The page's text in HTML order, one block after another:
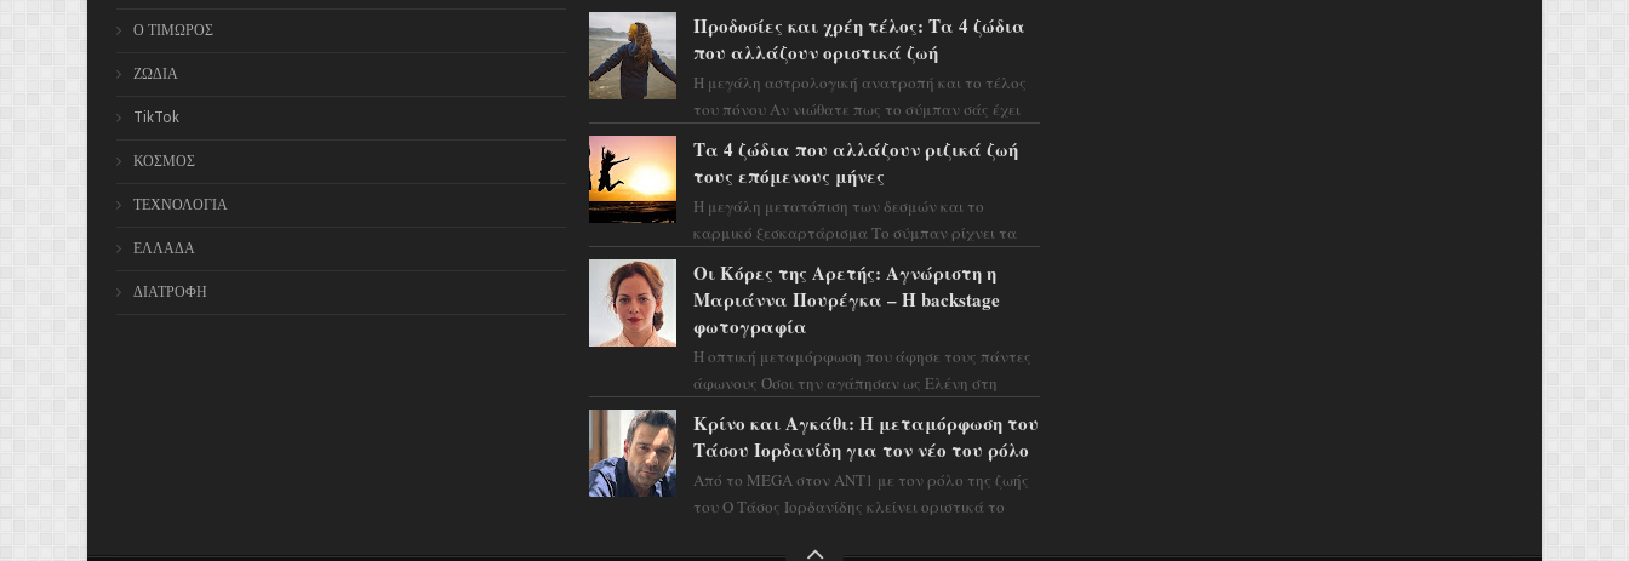
Ο ΤΙΜΩΡΟΣ
ΖΩΔΙΑ
TikTok
ΚΟΣΜΟΣ
ΤΕΧΝΟΛΟΓΙΑ
ΕΛΛΑΔΑ
ΔΙΑΤΡΟΦΗ
άλλαξε για πάντα. Ο πρώην...Προδοσίες και χρέη τέλος: Τα 4 ζώδια
που αλλάζουν οριστικά ζωή
Η μεγάλη αστρολογική ανατροπή και το τέλος
του πόνου Αν νιώθατε πως το σύμπαν σάς έχει
βαθιά α...
Τα 4 ζώδια που αλλάζουν ριζικά ζωή
τους επόμενους μήνες
Η μεγάλη μετατόπιση των δεσμών και το
καρμικό ξεσκαρτάρισμα Το σύμπαν ρίχνει τα
προειδοποιεί: οι σελην...
Οι Κόρες της Αρετής: Αγνώριστη η
Μαριάννα Πουρέγκα – H backstage
φωτογραφία
Η οπτική μεταμόρφωση που άφησε τους πάντες
άφωνους Όσοι την αγάπησαν ως Ελένη στη
προετοιμαστο...
Κρίνο και Αγκάθι: Η μεταμόρφωση του
Τάσου Ιορδανίδη για τον νέο του ρόλο
Από το MEGA στον ΑΝΤ1 με τον ρόλο της ζωής
του Ο Τάσος Ιορδανίδης κλείνει οριστικά το